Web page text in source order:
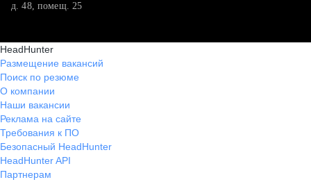
д. 48, помещ. 25
HeadHunter
Размещение вакансий
Поиск по резюме
О компании
Наши вакансии
Реклама на сайте
Требования к ПО
Безопасный HeadHunter
HeadHunter API
Партнерам